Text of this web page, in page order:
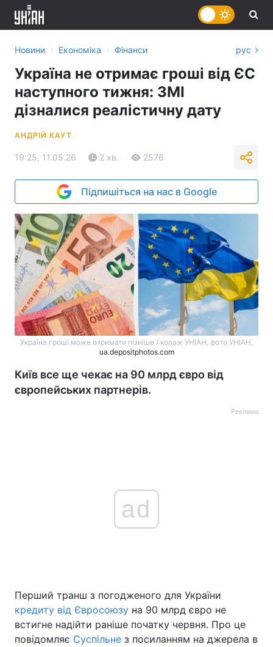
Головна Війна
Україна Політика
Новини › Економіка › Фінанси рус
Україна не отримає гроші від ЄС
наступного тижня: ЗМІ
дізналися реалістичну дату
АНДРІЙ КАУТ
19:25, 11.05.26 2 хв. 2576
Підпишіться на нас в Google
Україна гроші може отримати пізніше / колаж УНІАН, фото УНІАН,
ua.depositphotos.com
Київ все ще чекає на 90 млрд євро від
європейських партнерів.
Реклама
ad
Перший транш з погодженого для України
кредиту від Євросоюзу на 90 млрд євро не
встигне надійти раніше початку червня. Про це
повідомляє Суспільне з посиланням на джерела в